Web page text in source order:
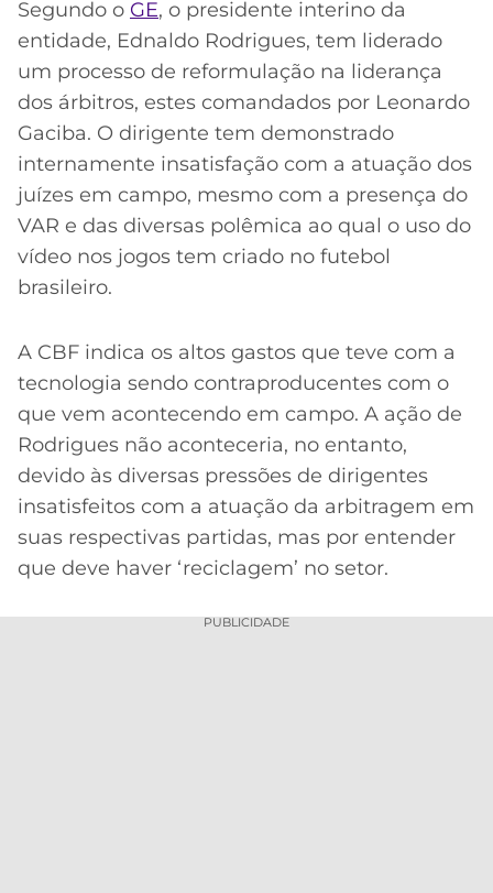
MELHORES
CASSINOS
ONLINE
2026
INTERNACIONAL
GRÊMIO
ATLÉTICO
MG
CRUZEIRO
CAMPEÕES
LALIGA
Acesse o perfil do autor
no Twitter
Segundo o GE, o presidente interino da
entidade, Ednaldo Rodrigues, tem liderado
um processo de reformulação na liderança
dos árbitros, estes comandados por Leonardo
Gaciba. O dirigente tem demonstrado
internamente insatisfação com a atuação dos
juízes em campo, mesmo com a presença do
VAR e das diversas polêmica ao qual o uso do
vídeo nos jogos tem criado no futebol
brasileiro.
A CBF indica os altos gastos que teve com a
tecnologia sendo contraproducentes com o
que vem acontecendo em campo. A ação de
Rodrigues não aconteceria, no entanto,
devido às diversas pressões de dirigentes
insatisfeitos com a atuação da arbitragem em
suas respectivas partidas, mas por entender
que deve haver ‘reciclagem’ no setor.
PUBLICIDADE